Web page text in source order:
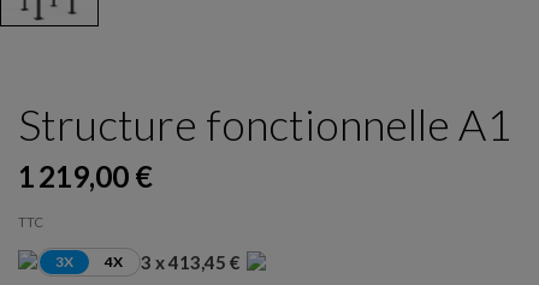
Structure fonctionnelle A1
1 219,00 €
TTC
3X 4X 3 x 413,45 €